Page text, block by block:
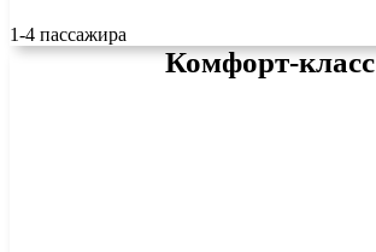
1-4 пассажира
Комфорт-класс